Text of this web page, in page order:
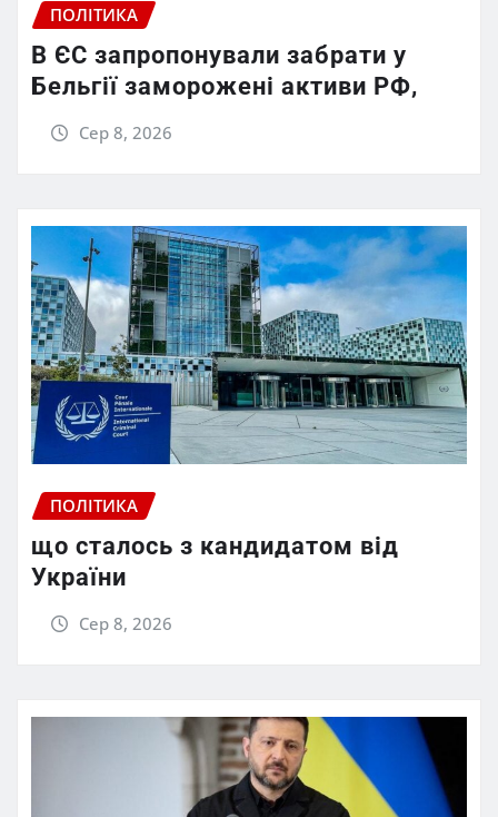
ПОЛІТИКА
В ЄС запропонували забрати у
Бельгії заморожені активи РФ,
Сер 8, 2026
ПОЛІТИКА
що сталось з кандидатом від
України
Сер 8, 2026